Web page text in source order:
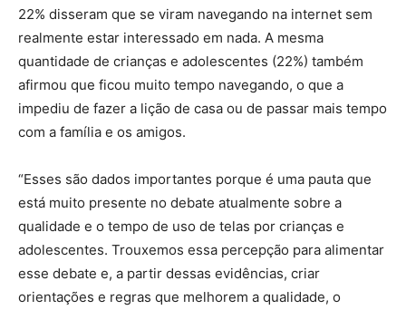
22% disseram que se viram navegando na internet sem
realmente estar interessado em nada. A mesma
quantidade de crianças e adolescentes (22%) também
afirmou que ficou muito tempo navegando, o que a
impediu de fazer a lição de casa ou de passar mais tempo
com a família e os amigos.
“Esses são dados importantes porque é uma pauta que
está muito presente no debate atualmente sobre a
qualidade e o tempo de uso de telas por crianças e
adolescentes. Trouxemos essa percepção para alimentar
esse debate e, a partir dessas evidências, criar
orientações e regras que melhorem a qualidade, o